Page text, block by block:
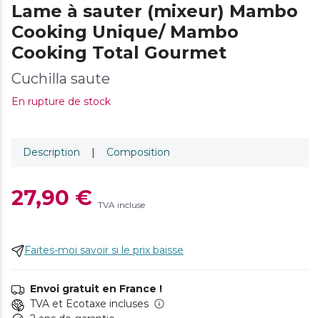
Lame à sauter (mixeur) Mambo
Cooking Unique/ Mambo
Cooking Total Gourmet
Cuchilla saute
En rupture de stock
Description | Composition
27,90 € TVA incluse
Faites-moi savoir si le prix baisse
Envoi gratuit en France !
TVA et Ecotaxe incluses